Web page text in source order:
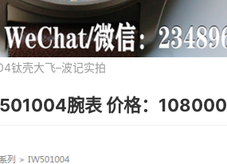
钛壳大飞–波记实拍
腕表 价格：108000